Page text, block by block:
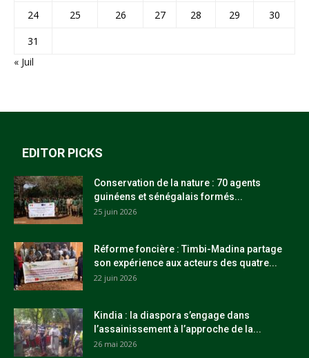
24
25 26 27 28 29
30
31
« Juil
EDITOR PICKS
Conservation de la nature : 70 agents
guinéens et sénégalais formés...
25 juin 2026
Réforme foncière : Timbi-Madina partage
son expérience aux acteurs des quatre...
22 juin 2026
Kindia : la diaspora s’engage dans
l’assainissement à l’approche de la...
26 mai 2026